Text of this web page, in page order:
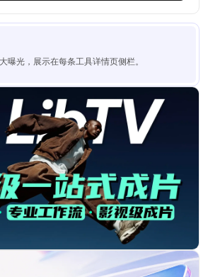
曝光，展示在每条工具详情页侧栏。